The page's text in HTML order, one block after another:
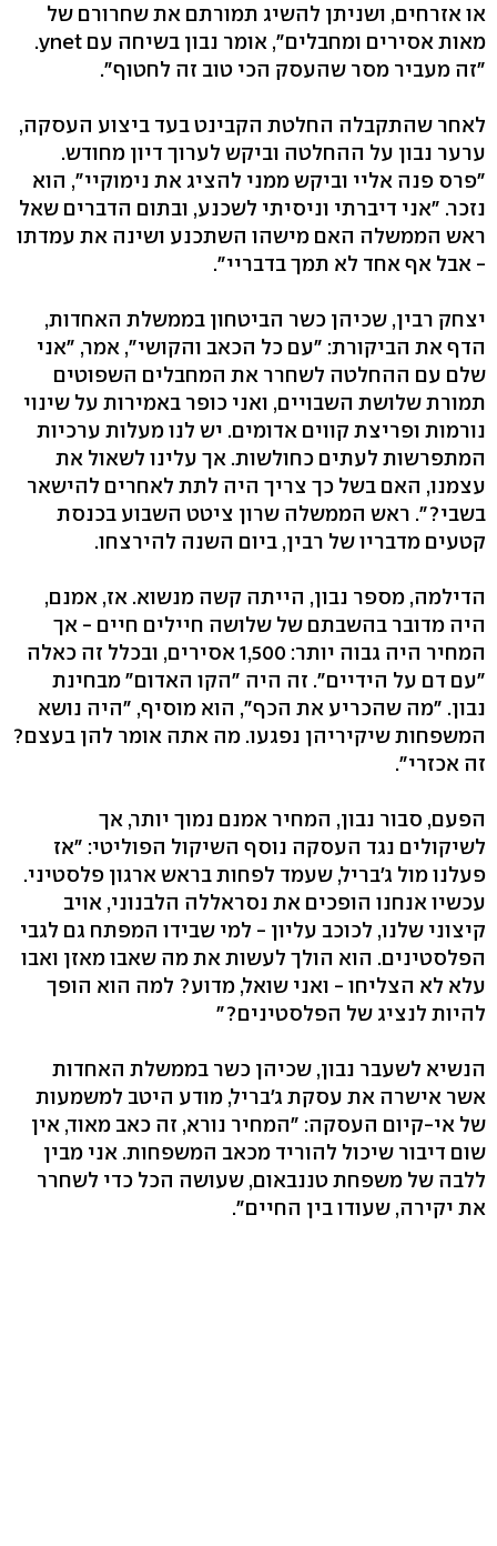
או אזרחים, ושניתן להשיג תמורתם את שחרורם של
מאות אסירים ומחבלים", אומר נבון בשיחה עם ynet.
"זה מעביר מסר שהעסק הכי טוב זה לחטוף".
לאחר שהתקבלה החלטת הקבינט בעד ביצוע העסקה,
ערער נבון על ההחלטה וביקש לערוך דיון מחודש.
"פרס פנה אליי וביקש ממני להציג את נימוקיי", הוא
נזכר. "אני דיברתי וניסיתי לשכנע, ובתום הדברים שאל
ראש הממשלה האם מישהו השתכנע ושינה את עמדתו
- אבל אף אחד לא תמך בדבריי".
יצחק רבין, שכיהן כשר הביטחון בממשלת האחדות,
הדף את הביקורת: "עם כל הכאב והקושי", אמר, "אני
שלם עם ההחלטה לשחרר את המחבלים השפוטים
תמורת שלושת השבויים, ואני כופר באמירות על שינוי
נורמות ופריצת קווים אדומים. יש לנו מעלות ערכיות
המתפרשות לעתים כחולשות. אך עלינו לשאול את
עצמנו, האם בשל כך צריך היה לתת לאחרים להישאר
בשבי?". ראש הממשלה שרון ציטט השבוע בכנסת
קטעים מדבריו של רבין, ביום השנה להירצחו.
הדילמה, מספר נבון, הייתה קשה מנשוא. אז, אמנם,
היה מדובר בהשבתם של שלושה חיילים חיים - אך
המחיר היה גבוה יותר: 1,500 אסירים, ובכלל זה כאלה
"עם דם על הידיים". זה היה "הקו האדום" מבחינת
נבון. "מה שהכריע את הכף", הוא מוסיף, "היה נושא
המשפחות שיקיריהן נפגעו. מה אתה אומר להן בעצם?
זה אכזרי".
הפעם, סבור נבון, המחיר אמנם נמוך יותר, אך
לשיקולים נגד העסקה נוסף השיקול הפוליטי: "אז
פעלנו מול ג'בריל, שעמד לפחות בראש ארגון פלסטיני.
עכשיו אנחנו הופכים את נסראללה הלבנוני, אויב
קיצוני שלנו, לכוכב עליון - למי שבידו המפתח גם לגבי
הפלסטינים. הוא הולך לעשות את מה שאבו מאזן ואבו
עלא לא הצליחו - ואני שואל, מדוע? למה הוא הופך
להיות לנציג של הפלסטינים?"
הנשיא לשעבר נבון, שכיהן כשר בממשלת האחדות
אשר אישרה את עסקת ג'בריל, מודע היטב למשמעות
של אי-קיום העסקה: "המחיר נורא, זה כאב מאוד, אין
שום דיבור שיכול להוריד מכאב המשפחות. אני מבין
ללבה של משפחת טננבאום, שעושה הכל כדי לשחרר
את יקירה, שעודו בין החיים".